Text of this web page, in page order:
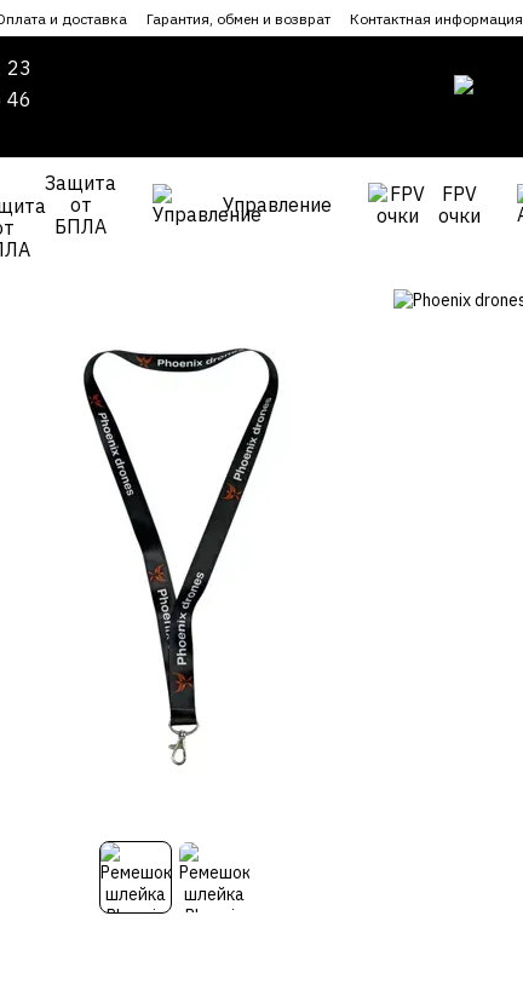
и доставка Гарантия, обмен и возврат Контактная информация
соглашение
23
46
Защита
от
БПЛА
Управление
FPV
очки